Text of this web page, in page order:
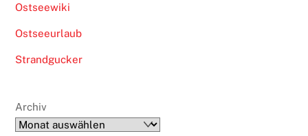
Ostseewiki
Ostseeurlaub
Strandgucker
Archiv